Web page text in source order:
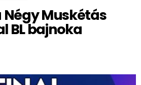
Négy Muskétás
BL bajnoka